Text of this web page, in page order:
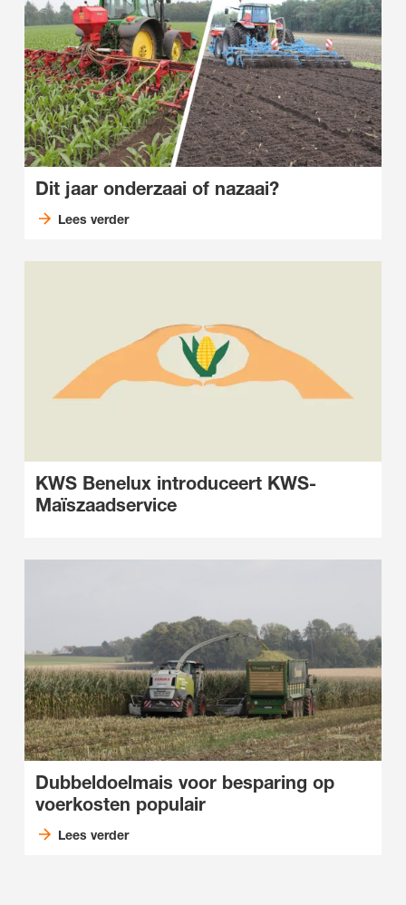
Dit jaar onderzaai of nazaai?
Lees verder
KWS Benelux introduceert KWS-
Maïszaadservice
Dubbeldoelmais voor besparing op
voerkosten populair
Lees verder